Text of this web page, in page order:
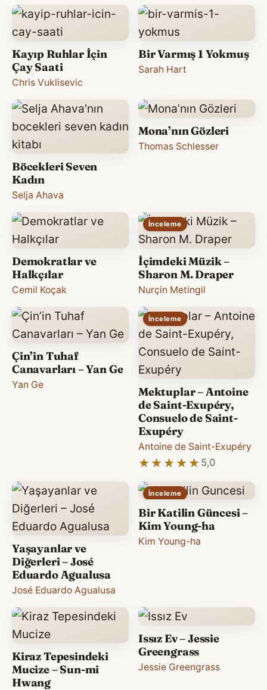
Kayıp Ruhlar İçin
Çay Saati
Chris Vuklisevic
Bir Varmış 1 Yokmuş
Sarah Hart
Böcekleri Seven
Kadın
Selja Ahava
Mona’nın Gözleri
Thomas Schlesser
Demokratlar ve
Halkçılar
Cemil Koçak
İnceleme
İçimdeki Müzik –
Sharon M. Draper
Nurçin Metingil
Çin’in Tuhaf
Canavarları – Yan Ge
Yan Ge
İnceleme
Mektuplar – Antoine
de Saint-Exupéry,
Consuelo de Saint-
Exupéry
Antoine de Saint-Exupéry
★★★★★
★★★★★ 5,0
Yaşayanlar ve
Diğerleri – José
Eduardo Agualusa
José Eduardo Agualusa
İnceleme
Bir Katilin Güncesi –
Kim Young-ha
Kim Young-ha
Kiraz Tepesindeki
Mucize – Sun-mi
Hwang
Issız Ev – Jessie
Greengrass
Jessie Greengrass